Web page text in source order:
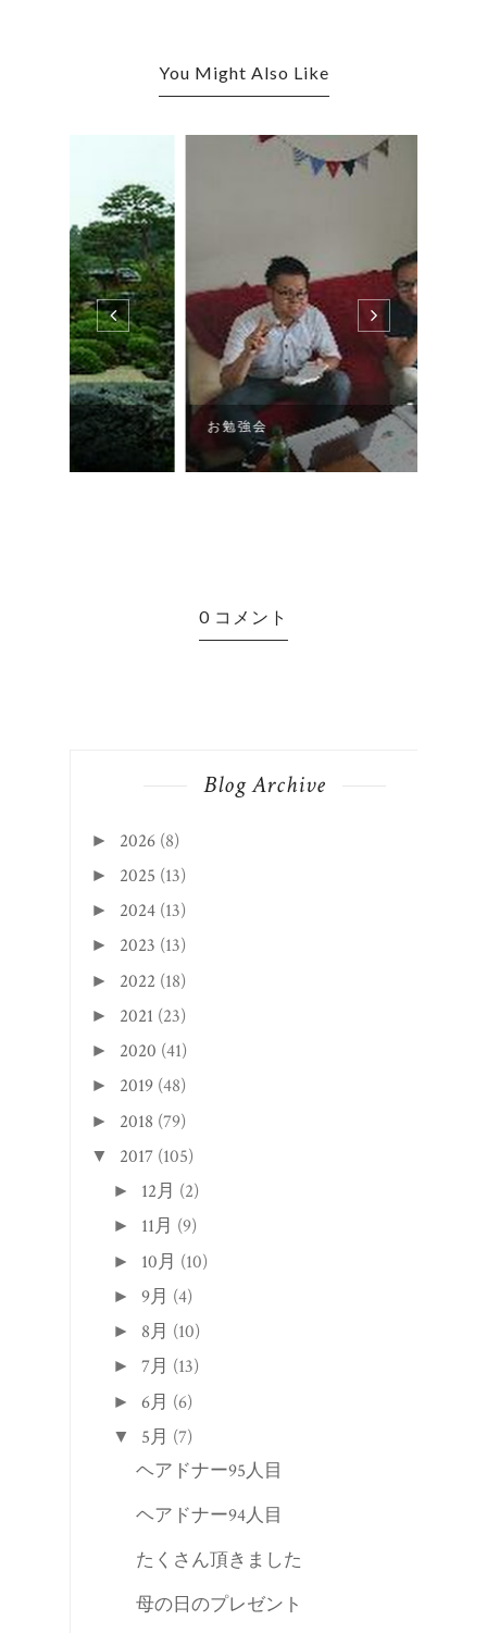
You Might Also Like
お勉強会
0 コメント
Blog Archive
► 2026 (8)
► 2025 (13)
► 2024 (13)
► 2023 (13)
► 2022 (18)
► 2021 (23)
► 2020 (41)
► 2019 (48)
► 2018 (79)
▼ 2017 (105)
► 12月 (2)
► 11月 (9)
► 10月 (10)
►9月 (4)
► 8月 (10)
►7月 (13)
►6月 (6)
▼ 5月 (7)
ヘアドナー95人目
ヘアドナー94人目
たくさん頂きました
母の日のプレゼント